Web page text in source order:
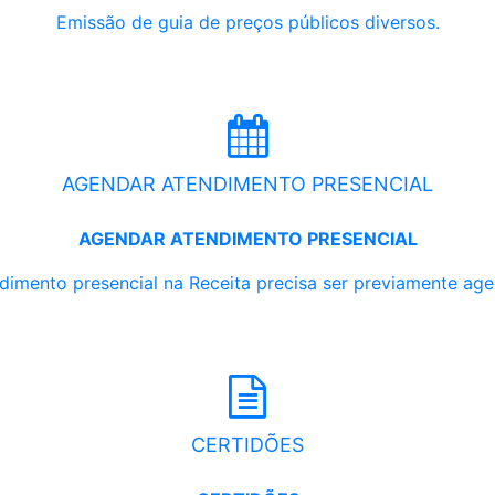
Emissão de guia de preços públicos diversos.
AGENDAR ATENDIMENTO PRESENCIAL
AGENDAR ATENDIMENTO PRESENCIAL
presencial na Receita precisa ser previamente
CERTIDÕES